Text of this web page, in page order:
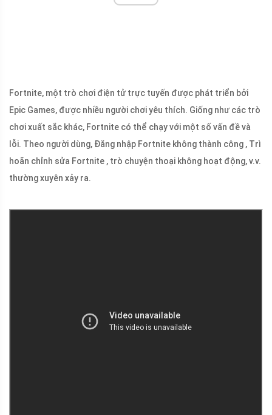
Fortnite, một trò chơi điện tử trực tuyến được phát triển bởi
Epic Games, được nhiều người chơi yêu thích. Giống như các trò
chơi xuất sắc khác, Fortnite có thể chạy với một số vấn đề và
lỗi. Theo người dùng, Đăng nhập Fortnite không thành công , Trì
hoãn chỉnh sửa Fortnite , trò chuyện thoại không hoạt động, v.v.
thường xuyên xảy ra.